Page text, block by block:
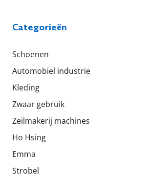
Categorieën
Schoenen
Automobiel industrie
Kleding
Zwaar gebruik
Zeilmakerij machines
Ho Hsing
Emma
Strobel